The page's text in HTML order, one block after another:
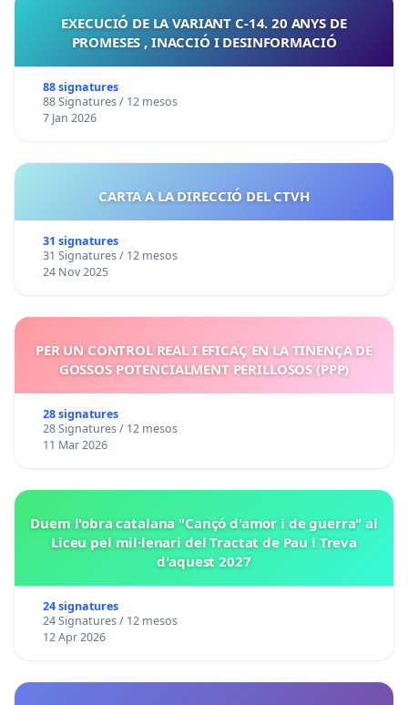
EXECUCIÓ DE LA VARIANT C-14. 20 ANYS DE
PROMESES , INACCIÓ I DESINFORMACIÓ
88 signatures
88 Signatures / 12 mesos
7 Jan 2026
CARTA A LA DIRECCIÓ DEL CTVH
31 signatures
31 Signatures / 12 mesos
24 Nov 2025
PER UN CONTROL REAL I EFICAÇ EN LA TINENÇA DE
GOSSOS POTENCIALMENT PERILLOSOS (PPP)
28 signatures
28 Signatures / 12 mesos
11 Mar 2026
Duem l'obra catalana "Cançó d'amor i de guerra" al
Liceu pel mil·lenari del Tractat de Pau i Treva
d'aquest 2027
24 signatures
24 Signatures / 12 mesos
12 Apr 2026